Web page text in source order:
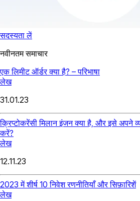
सदस्यता लें
नवीनतम समाचार
एक लिमीट ऑर्डर क्या है? – परिभाषा
लेख
31.01.23
क्रिप्टोकरेंसी मिलान इंजन क्या है, और इसे अपने
करें?
लेख
12.11.23
2023 में शीर्ष 10 निवेश रणनीतियाँ और सिफ़ारिशें
लेख